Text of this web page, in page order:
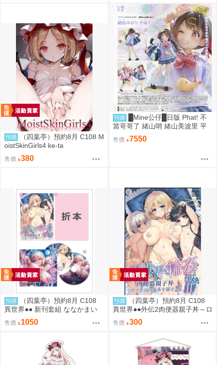
預購
（四葉亭）預約8月 C108 M
oistSkinGirls4 ke-ta
售價 380
預購
█Mine公仔█日版 Phat! 不
當哥哥了 緒山哨 緒山美波里 平
成辣妹 1/6 PVC D9283
售價 7550
預購
（四葉亭）預約8月 C108
異世界●● 新刊套組 ななかまい
售價 1050
預購
（四葉亭）預約8月 C108
異世界●●外伝2肉便器親子丼～ロ
イヤルの家系を添えて～ ななか
まい
售價 300